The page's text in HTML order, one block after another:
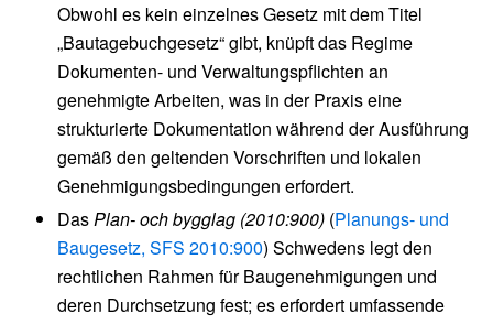
Obwohl es kein einzelnes Gesetz mit dem Titel
„Bautagebuchgesetz“ gibt, knüpft das Regime
Dokumenten- und Verwaltungspflichten an
genehmigte Arbeiten, was in der Praxis eine
strukturierte Dokumentation während der Ausführung
gemäß den geltenden Vorschriften und lokalen
Genehmigungsbedingungen erfordert.
DasPlan- och bygglag (2010:900) (Planungs- und
Baugesetz, SFS 2010:900) Schwedens legt den
rechtlichen Rahmen für Baugenehmigungen und
deren Durchsetzung fest; es erfordert umfassende